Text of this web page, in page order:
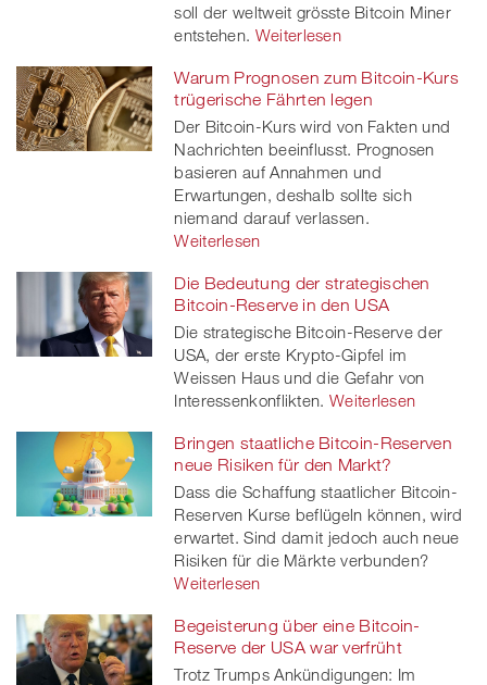
soll der weltweit grösste Bitcoin Miner
entstehen. Weiterlesen
Warum Prognosen zum Bitcoin-Kurs
trügerische Fährten legen
Der Bitcoin-Kurs wird von Fakten und
Nachrichten beeinflusst. Prognosen
basieren auf Annahmen und
Erwartungen, deshalb sollte sich
niemand darauf verlassen.
Weiterlesen
Die Bedeutung der strategischen
Bitcoin-Reserve in den USA
Die strategische Bitcoin-Reserve der
USA, der erste Krypto-Gipfel im
Weissen Haus und die Gefahr von
Interessenkonflikten. Weiterlesen
Bringen staatliche Bitcoin-Reserven
neue Risiken für den Markt?
Dass die Schaffung staatlicher Bitcoin-
Reserven Kurse beflügeln können, wird
erwartet. Sind damit jedoch auch neue
Risiken für die Märkte verbunden?
Weiterlesen
Begeisterung über eine Bitcoin-
Reserve der USA war verfrüht
Trotz Trumps Ankündigungen: Im